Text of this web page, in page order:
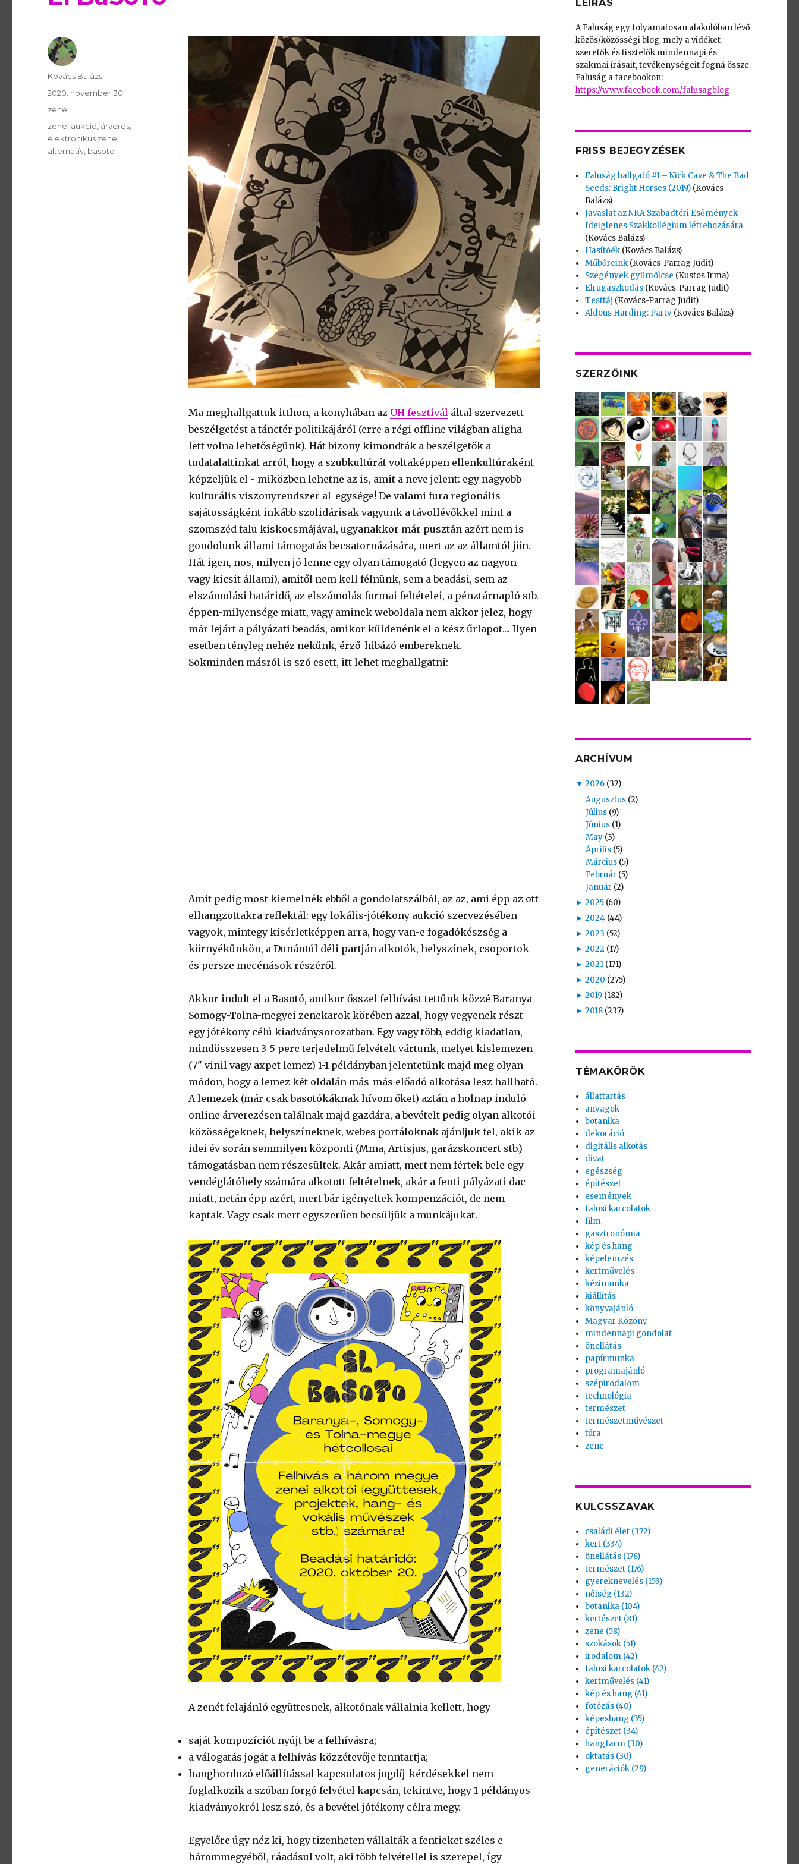
Ma meghallgattuk itthon, a konyhában az UH fesztivál által szervezett
beszélgetést a tánctér politikájáról (erre a régi offline világban aligha
lett volna lehetőségünk). Hát bizony kimondták a beszélgetők a
tudatalattinkat arról, hogy a szubkultúrát voltaképpen ellenkultúraként
képzeljük el - miközben lehetne az is, amit a neve jelent: egy nagyobb
kulturális viszonyrendszer al-egysége! De valami fura regionális
sajátosságként inkább szolidárisak vagyunk a távollévőkkel mint a
szomszéd falu kiskocsmájával, ugyanakkor már pusztán azért nem is
gondolunk állami támogatás becsatornázására, mert az az államtól jön.
Hát igen, nos, milyen jó lenne egy olyan támogató (legyen az nagyon
vagy kicsit állami), amitől nem kell félnünk, sem a beadási, sem az
elszámolási határidő, az elszámolás formai feltételei, a pénztárnapló stb.
éppen-milyensége miatt, vagy aminek weboldala nem akkor jelez, hogy
már lejárt a pályázati beadás, amikor küldenénk el a kész űrlapot.... Ilyen
esetben tényleg nehéz nekünk, érző-hibázó embereknek.
Sokminden másról is szó esett, itt lehet meghallgatni:
Amit pedig most kiemelnék ebből a gondolatszálból, az az, ami épp az ott
elhangzottakra reflektál: egy lokális-jótékony aukció szervezésében
vagyok, mintegy kísérletképpen arra, hogy van-e fogadókészség a
környékünkön, a Dunántúl déli partján alkotók, helyszínek, csoportok
és persze mecénások részéről.
Akkor indult el a Basotó, amikor ősszel felhívást tettünk közzé Baranya-
Somogy-Tolna-megyei zenekarok körében azzal, hogy vegyenek részt
egy jótékony célú kiadványsorozatban. Egy vagy több, eddig kiadatlan,
mindösszesen 3-5 perc terjedelmű felvételt vártunk, melyet kislemezen
(7" vinil vagy axpet lemez) 1-1 példányban jelentetünk majd meg olyan
módon, hogy a lemez két oldalán más-más előadó alkotása lesz hallható.
A lemezek (már csak basotókáknak hívom őket) aztán a holnap induló
online árverezésen találnak majd gazdára, a bevételt pedig olyan alkotói
közösségeknek, helyszíneknek, webes portáloknak ajánljuk fel, akik az
idei év során semmilyen központi (Mma, Artisjus, garázskoncert stb.)
támogatásban nem részesültek. Akár amiatt, mert nem fértek bele egy
vendéglátóhely számára alkotott feltételnek, akár a fenti pályázati dac
miatt, netán épp azért, mert bár igényeltek kompenzációt, de nem
kaptak. Vagy csak mert egyszerűen becsüljük a munkájukat.
A zenét felajánló együttesnek, alkotónak vállalnia kellett, hogy
saját kompozíciót nyújt be a felhívásra;
a válogatás jogát a felhívás közzétevője fenntartja;
hanghordozó előállítással kapcsolatos jogdíj-kérdésekkel nem
foglalkozik a szóban forgó felvétel kapcsán, tekintve, hogy 1 példányos
kiadványokról lesz szó, és a bevétel jótékony célra megy.
Egyelőre úgy néz ki, hogy tizenheten vállalták a fentieket széles e
hárommegyéből, ráadásul volt, aki több felvétellel is szerepel, így
Szerző
Kovács Balázs
Publikálva
2020. november 30.
Témakör
zene
Kulcsszavak
zene aukció árverés
elektronikus zene
alternatív basoto
LEÍRÁS
A Faluság egy folyamatosan alakulóban lévő
közös/közösségi blog, mely a vidéket
szeretők és tisztelők mindennapi és
szakmai írásait, tevékenységeit fogná össze.
Faluság a facebookon:
https://www.facebook.com/falusagblog
FRISS BEJEGYZÉSEK
Faluság hallgató #1 – Nick Cave & The Bad
Seeds: Bright Horses (2019) (Kovács
Balázs)
Javaslat az NKA Szabadtéri Esőmények
Ideiglenes Szakkollégium létrehozására
(Kovács Balázs)
Hasítóék (Kovács Balázs)
Műbőreink (Kovács-Parrag Judit)
Szegények gyümölcse (Kustos Irma)
Elrugaszkodás (Kovács-Parrag Judit)
Testtáj (Kovács-Parrag Judit)
Aldous Harding: Party (Kovács Balázs)
SZERZŐINK
ARCHÍVUM
▼ 2026 (32)
Augusztus (2)
Július (9)
Június (1)
May (3)
Április (5)
Március (5)
Február (5)
Január (2)
► 2025 (60)
► 2024 (44)
► 2023 (52)
► 2022 (17)
► 2021 (171)
► 2020 (275)
► 2019 (182)
► 2018 (237)
TÉMAKÖRÖK
állattartás
anyagok
botanika
dekoráció
digitális alkotás
divat
egészség
építészet
események
falusi karcolatok
film
gasztronómia
kép és hang
képelemzés
kertművelés
kézimunka
kiállítás
könyvajánló
Magyar Közöny
mindennapi gondolat
önellátás
papírmunka
programajánló
szépirodalom
technológia
természet
természetművészet
túra
zene
KULCSSZAVAK
családi élet (372)
kert (334)
önellátás (178)
természet (176)
gyereknevelés (153)
nőiség (132)
botanika (104)
kertészet (81)
zene (58)
szokások (51)
irodalom (42)
falusi karcolatok (42)
kertművelés (41)
kép és hang (41)
fotózás (40)
képeshang (35)
építészet (34)
hangfarm (30)
oktatás (30)
generációk (29)